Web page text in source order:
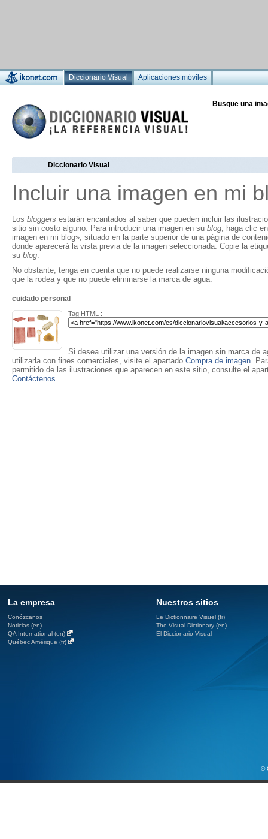
Diccionario Visual Aplicaciones móviles
Busque una
Diccionario Visual
Incluir una imagen en mi
Los bloggers estarán encantados al saber que pueden incluir las
sitio sin costo alguno. Para introducir una imagen en su blog, haga clic
imagen en mi blog», situado en la parte superior de una página de
donde aparecerá la vista previa de la imagen seleccionada. Copie la
su blog.
No obstante, tenga en cuenta que no puede realizarse ninguna
que la rodea y que no puede eliminarse la marca de agua.
cuidado personal
Tag HTML :
Si desea utilizar una versión de la imagen sin marca de
utilizarla con fines comerciales, visite el apartado Compra de imagen.
permitido de las ilustraciones que aparecen en este sitio, consulte el
Contáctenos.
La empresa
Conózcanos
Noticias (en)
QA International (en)
Québec Amérique (fr)
Nuestros sitios
Le Dictionnaire Visuel (fr)
The Visual Dictionary (en)
El Diccionario Visual
©